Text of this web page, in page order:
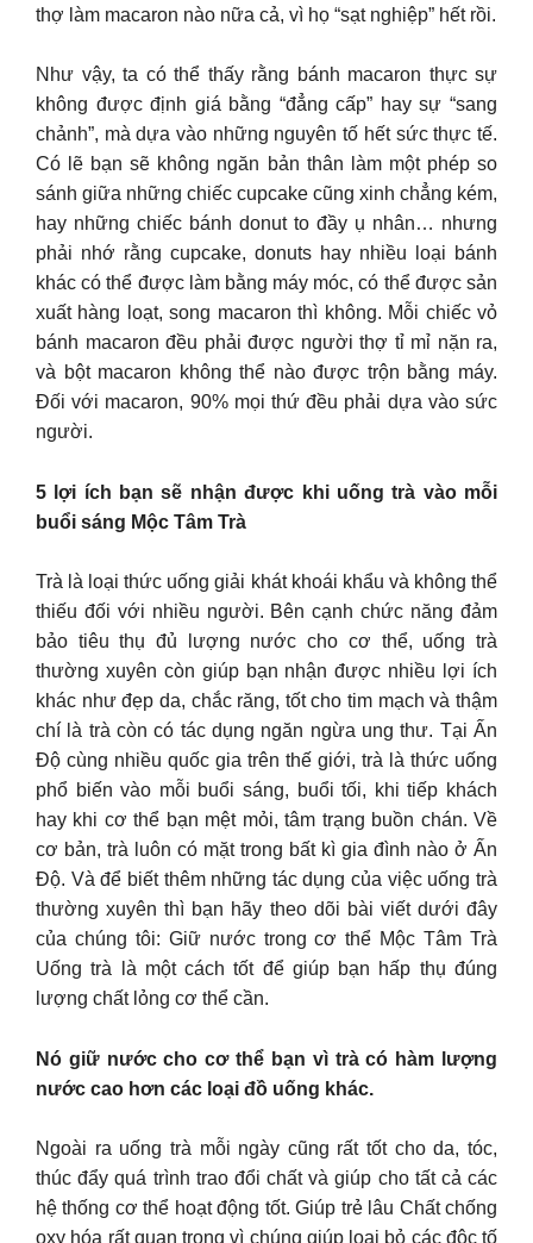
thợ làm macaron nào nữa cả, vì họ “sạt nghiệp” hết rồi.
Như vậy, ta có thể thấy rằng bánh macaron thực sự
không được định giá bằng “đẳng cấp” hay sự “sang
chảnh”, mà dựa vào những nguyên tố hết sức thực tế.
Có lẽ bạn sẽ không ngăn bản thân làm một phép so
sánh giữa những chiếc cupcake cũng xinh chẳng kém,
hay những chiếc bánh donut to đầy ụ nhân… nhưng
phải nhớ rằng cupcake, donuts hay nhiều loại bánh
khác có thể được làm bằng máy móc, có thể được sản
xuất hàng loạt, song macaron thì không. Mỗi chiếc vỏ
bánh macaron đều phải được người thợ tỉ mỉ nặn ra,
và bột macaron không thể nào được trộn bằng máy.
Đối với macaron, 90% mọi thứ đều phải dựa vào sức
người.
5 lợi ích bạn sẽ nhận được khi uống trà vào mỗi
buổi sáng Mộc Tâm Trà
Trà là loại thức uống giải khát khoái khẩu và không thể
thiếu đối với nhiều người. Bên cạnh chức năng đảm
bảo tiêu thụ đủ lượng nước cho cơ thể, uống trà
thường xuyên còn giúp bạn nhận được nhiều lợi ích
khác như đẹp da, chắc răng, tốt cho tim mạch và thậm
chí là trà còn có tác dụng ngăn ngừa ung thư. Tại Ấn
Độ cùng nhiều quốc gia trên thế giới, trà là thức uống
phổ biến vào mỗi buổi sáng, buổi tối, khi tiếp khách
hay khi cơ thể bạn mệt mỏi, tâm trạng buồn chán. Về
cơ bản, trà luôn có mặt trong bất kì gia đình nào ở Ấn
Độ. Và để biết thêm những tác dụng của việc uống trà
thường xuyên thì bạn hãy theo dõi bài viết dưới đây
của chúng tôi: Giữ nước trong cơ thể Mộc Tâm Trà
Uống trà là một cách tốt để giúp bạn hấp thụ đúng
lượng chất lỏng cơ thể cần.
Nó giữ nước cho cơ thể bạn vì trà có hàm lượng
nước cao hơn các loại đồ uống khác.
Ngoài ra uống trà mỗi ngày cũng rất tốt cho da, tóc,
thúc đẩy quá trình trao đổi chất và giúp cho tất cả các
hệ thống cơ thể hoạt động tốt. Giúp trẻ lâu Chất chống
oxy hóa rất quan trọng vì chúng giúp loại bỏ các độc tố